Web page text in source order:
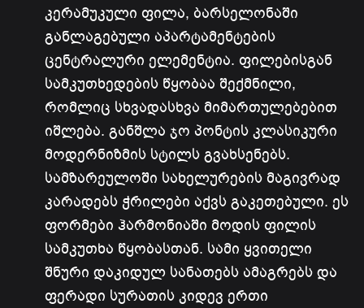
კერამუკული ფილა, ბარსელონაში
განლაგებული აპარტამენტების
ცენტრალური ელემენტია. ფილებისგან
სამკუთხედების წყობაა შექმნილი,
რომლიც სხვადასხვა მიმართულებებით
იშლება. განშლა ჯო პონტის კლასიკური
მოდერნიზმის სტილს გვახსენებს.
სამზარეულოში სახელურების მაგივრად
კარადებს ჭრილები აქვს გაკეთებული. ეს
ფორმები ჰარმონიაში მოდის ფილის
სამკუთხა წყობასთან. სამი ყვითელი
შნური დაკიდულ სანათებს ამაგრებს და
ფერადი სურათის კიდევ ერთი